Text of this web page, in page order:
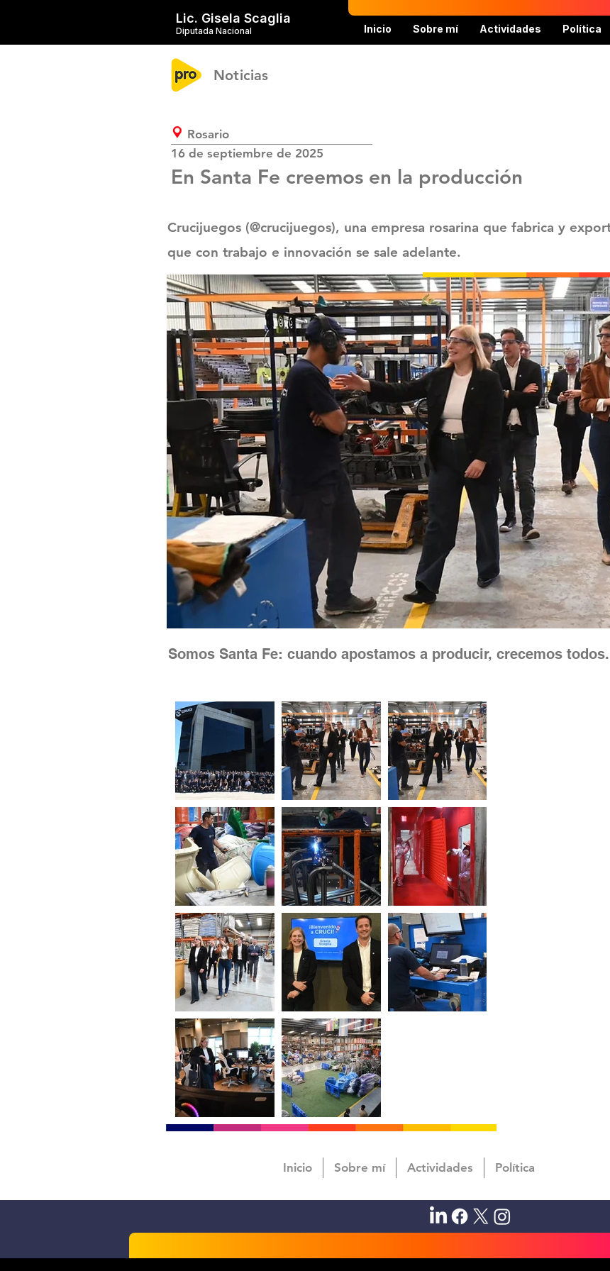
Diputada Nacional
Lic. Gisela Scaglia
Inicio Sobre mí Actividades Política
Noticias
Rosario
16 de septiembre de 2025
En Santa Fe creemos en la producción
Crucijuegos (@crucijuegos), una empresa rosarina que fabrica y
que con trabajo e innovación se sale adelante.
Somos Santa Fe: cuando apostamos a producir, crecemos todos.
Inicio Sobre mí Actividades Política